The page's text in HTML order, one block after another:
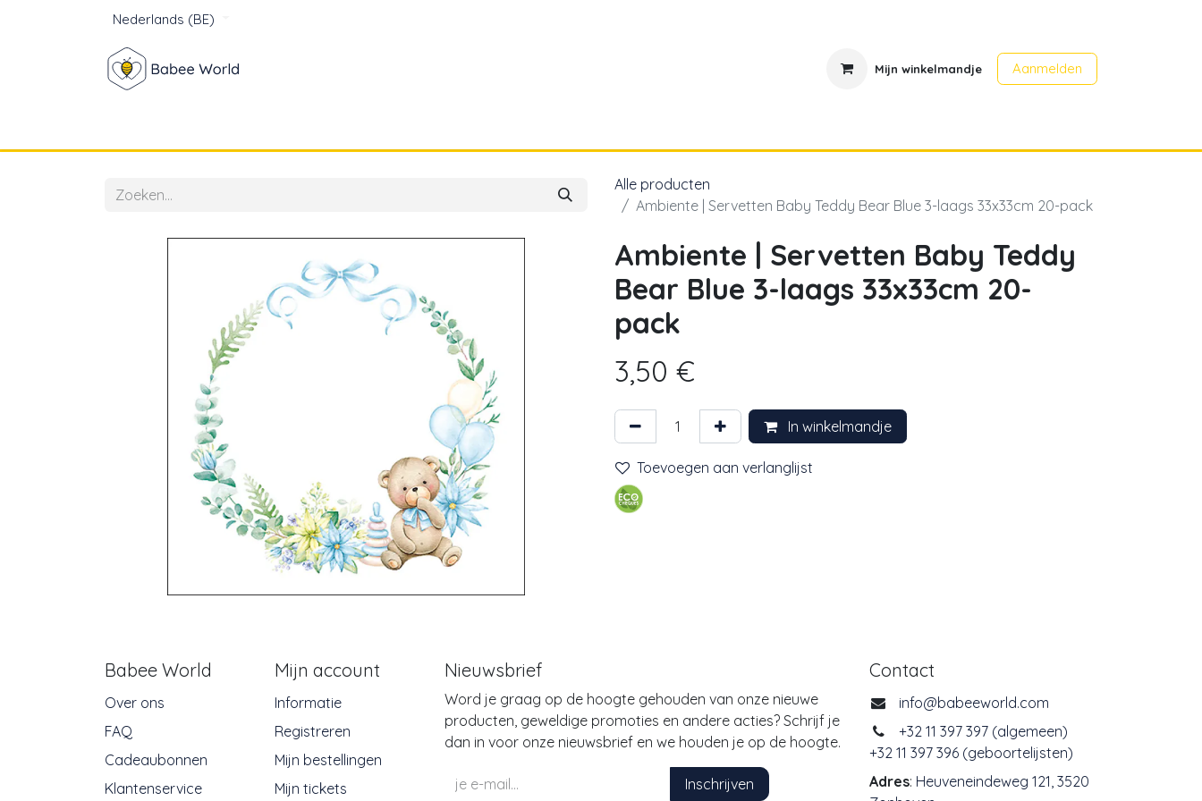
Nederlands (BE)
Mijn winkelmandje Aanmelden
Alle producten
Ambiente | Servetten Baby Teddy Bear Blue 3-laags 33x33cm 20-pack
Ambiente | Servetten Baby Teddy
Bear Blue 3-laags 33x33cm 20-
pack
3,50 €
In winkelmandje
Toevoegen aan verlanglijst
Babee World
Over ons
FAQ
Cadeaubonnen
Klantenservice
Mijn account
Informatie
Registreren
Mijn bestellingen
Mijn tickets
Nieuwsbrief
Word je graag op de hoogte gehouden van onze nieuwe
producten, geweldige promoties en andere acties? Schrijf je
dan in voor onze nieuwsbrief en we houden je op de hoogte.
Inschrijven
Contact
info@babeeworld.com
+32 11 397 397 (algemeen)
+32 11 397 396 (geboortelijsten)
Adres: Heuveneindeweg 121, 3520